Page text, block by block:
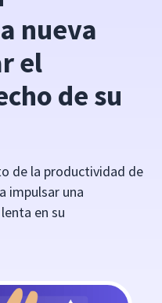
nueva
el
de su
de la productividad de
impulsar una
en su